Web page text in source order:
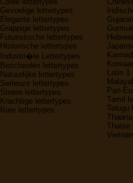
Gevoelige lettertypes
Elegante lettertypes
Grappige lettertypes
Futuristische lettertypes
Historische lettertypes
Industri�le Lettertypes
Bescheiden lettertypes
Natuurlijke lettertypes
Serieuze lettertypes
Stoere lettertypes
Krachtige lettertypes
Rare lettertypes
Latin 1
Pan-
Tamil
Telugu
Thaise